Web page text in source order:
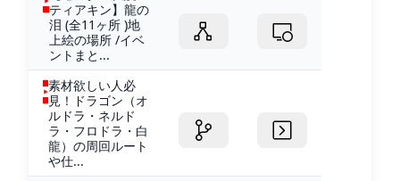
ティアキン】龍の
泪 (全11ヶ所 )地
上絵の場所 /イベ
ントまと...
素材欲しい人必
見！ドラゴン（オ
ルドラ・ネルド
ラ・フロドラ・白
龍）の周回ルート
や仕...